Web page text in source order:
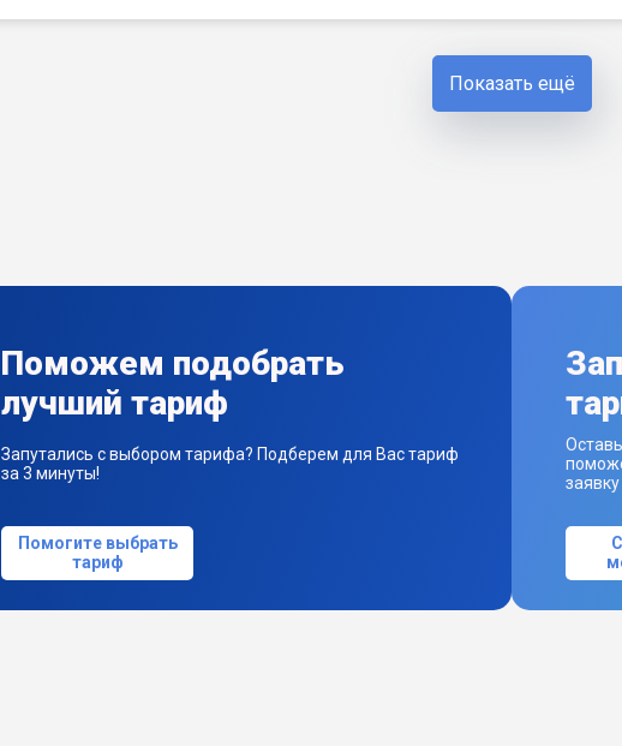
Показать ещё
Поможем подобрать
лучший тариф
Запутались с выбором тарифа? Подберем для Вас тариф
за 3 минуты!
Помогите выбрать
тариф